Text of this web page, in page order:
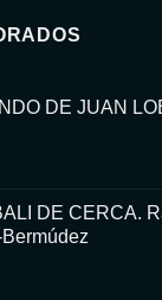
DE JUAN
DE CERCA.